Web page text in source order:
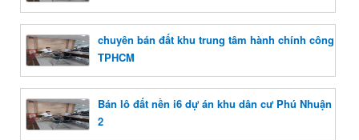
chuyên bán đất khu trung tâm hành chính công
TPHCM
Bán lô đất nền i6 dự án khu dân cư Phú Nhuận
2